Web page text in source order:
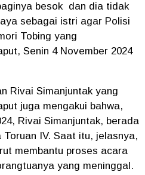
besok dan dia tidak
sebagai istri agar Polisi
Tobing yang
Senin 4 November 2024
Rivai Simanjuntak yang
juga mengakui bahwa,
Rivai Simanjuntak, berada
IV. Saat itu, jelasnya,
membantu proses acara
yang meninggal.